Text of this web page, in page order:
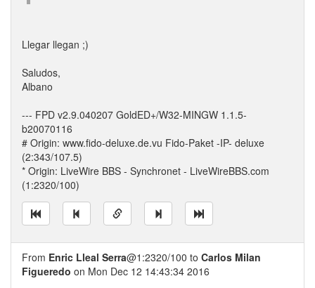
Llegar llegan ;)
Saludos,
Albano
--- FPD v2.9.040207 GoldED+/W32-MINGW 1.1.5-
b20070116
# Origin: www.fido-deluxe.de.vu Fido-Paket -IP- deluxe
(2:343/107.5)
* Origin: LiveWire BBS - Synchronet - LiveWireBBS.com
(1:2320/100)
From Enric Lleal Serra@1:2320/100 to Carlos Milan
Figueredo on Mon Dec 12 14:43:34 2016